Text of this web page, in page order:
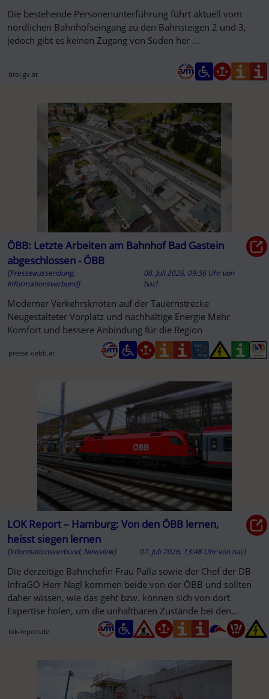
Die bestehende Personenunterführung führt aktuell vom
nördlichen Bahnhofseingang zu den Bahnsteigen 2 und 3,
jedoch gibt es keinen Zugang von Süden her ...
tirol.gv.at
ÖBB: Letzte Arbeiten am Bahnhof Bad Gastein
abgeschlossen - ÖBB
[Presseaussendung,
Informationsverbund]
08. Juli 2026, 09:36 Uhr von
hacl
Moderner Verkehrsknoten auf der Tauernstrecke
Neugestalteter Vorplatz und nachhaltige Energie Mehr
Komfort und bessere Anbindung für die Region
presse-oebb.at
LOK Report – Hamburg: Von den ÖBB lernen,
heisst siegen lernen
[Informationsverbund, Newslink] 07. Juli 2026, 13:48 Uhr vonhacl
Die derzeitige Bahnchefin Frau Palla sowie der Chef der DB
InfraGO Herr Nagl kommen beide von der ÖBB und sollten
daher wissen, wie das geht bzw. können sich von dort
Expertise holen, um die unhaltbaren Zustände bei den
lok-report.de